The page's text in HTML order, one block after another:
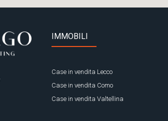
IMMOBILI
Case in vendita Lecco
Case in vendita Como
Case in vendita Valtellina